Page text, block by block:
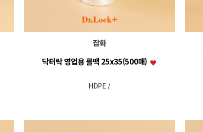
잡화
닥터락 영업용 롤백 25x35(500매)
HDPE /